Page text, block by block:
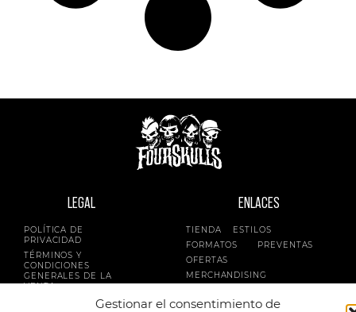
Gestionar el consentimiento de
LEGAL
POLÍTICA DE
PRIVACIDAD
TÉRMINOS Y
CONDICIONES
GENERALES DE LA
VENTA
POLÍTICA DE COOKIES
ENLACES
TIENDA
ESTILOS
FORMATOS
PREVENTAS
OFERTAS
MERCHANDISING